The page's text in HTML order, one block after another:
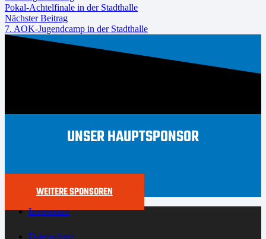
Pokal-Achtelfinale in der Stadthalle
Nächster Beitrag
7. AOK-Jugendcamp in der Stadthalle
UNSER HAUPTSPONSOR
WEITERE SPONSOREN
Impressum
Datenschutz